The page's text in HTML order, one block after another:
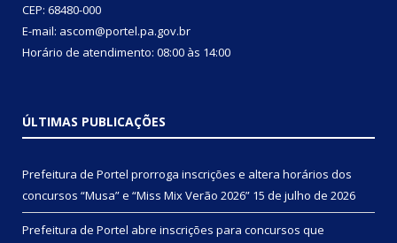
CEP: 68480-000
E-mail: ascom@portel.pa.gov.br
Horário de atendimento: 08:00 às 14:00
ÚLTIMAS PUBLICAÇÕES
Prefeitura de Portel prorroga inscrições e altera horários dos
concursos “Musa” e “Miss Mix Verão 2026” 15 de julho de 2026
Prefeitura de Portel abre inscrições para concursos que